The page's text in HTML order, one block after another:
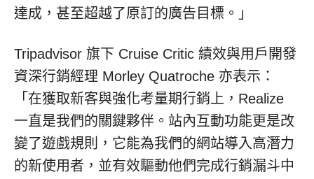
達成，甚至超越了原訂的廣告目標。」
Tripadvisor 旗下 Cruise Critic 績效與用戶開發
資深行銷經理 Morley Quatroche 亦表示：
「在獲取新客與強化考量期行銷上，Realize
一直是我們的關鍵夥伴。站內互動功能更是改
變了遊戲規則，它能為我們的網站導入高潛力
的新使用者，並有效驅動他們完成行銷漏斗中